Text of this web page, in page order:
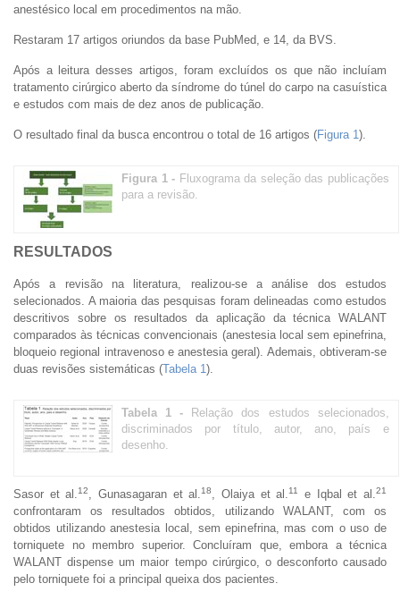
anestésico local em procedimentos na mão.
Restaram 17 artigos oriundos da base PubMed, e 14, da BVS.
Após a leitura desses artigos, foram excluídos os que não incluíam
tratamento cirúrgico aberto da síndrome do túnel do carpo na casuística
e estudos com mais de dez anos de publicação.
O resultado final da busca encontrou o total de 16 artigos (Figura 1 ).
Figura 1 - Fluxograma da seleção das publicações
para a revisão.
RESULTADOS
Após a revisão na literatura, realizou-se a análise dos estudos
selecionados. A maioria das pesquisas foram delineadas como estudos
descritivos sobre os resultados da aplicação da técnica WALANT
comparados às técnicas convencionais (anestesia local sem epinefrina,
bloqueio regional intravenoso e anestesia geral). Ademais, obtiveram-se
duas revisões sistemáticas (Tabela 1 ).
Tabela 1 -
Relação dos estudos selecionados,
discriminados por título, autor, ano, país e
desenho.
Sasor et al.12 , Gunasagaran et al.18 , Olaiya et al.11 e Iqbal et al.21
confrontaram os resultados obtidos, utilizando WALANT, com os
obtidos utilizando anestesia local, sem epinefrina, mas com o uso de
torniquete no membro superior. Concluíram que, embora a técnica
WALANT dispense um maior tempo cirúrgico, o desconforto causado
pelo torniquete foi a principal queixa dos pacientes.